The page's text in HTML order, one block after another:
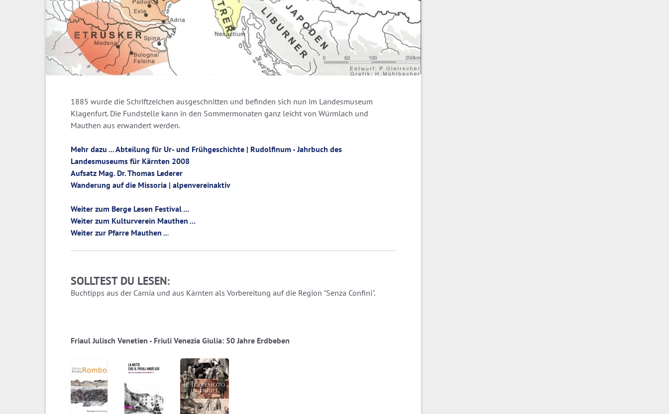
1885 wurde die Schriftzeichen ausgeschnitten und befinden sich nun im Landesmuseum
Klagenfurt. Die Fundstelle kann in den Sommermonaten ganz leicht von Würmlach und
Mauthen aus erwandert werden.
Mehr dazu ... Abteilung für Ur- und Frühgeschichte | Rudolfinum - Jahrbuch des
Landesmuseums für Kärnten 2008
Aufsatz Mag. Dr. Thomas Lederer
Wanderung auf die Missoria | alpenvereinaktiv
Weiter zum Berge Lesen Festival ...
Weiter zum Kulturverein Mauthen ...
Weiter zur Pfarre Mauthen ...
SOLLTEST DU LESEN:
Buchtipps aus der Carnia und aus Kärnten als Vorbereitung auf die Region "Senza Confini".
Friaul Julisch Venetien - Friuli Venezia Giulia: 50 Jahre Erdbeben